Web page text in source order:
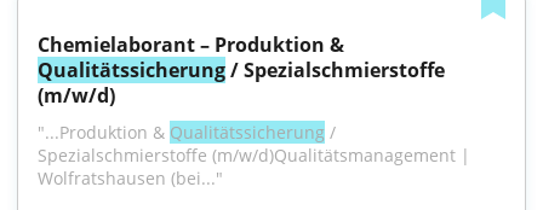
Qualitätssicherung / Spezialschmierstoffe
(m/w/d)
"...Produktion & Qualitätssicherung /
Spezialschmierstoffe (m/w/d)Qualitätsmanagement |
Wolfratshausen (bei..."